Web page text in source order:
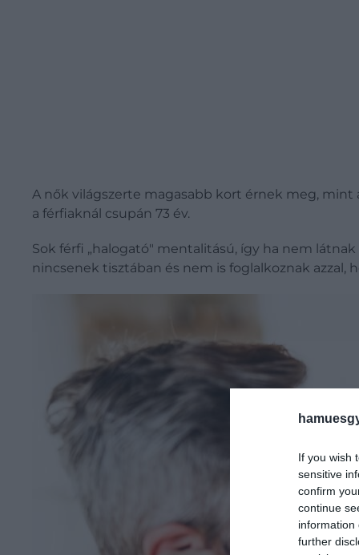
If you wish
sensitive
confirm
continue
information
further
A nők világszerte magasabb kort érnek meg, mint
a férfiaknál csupán 73 év.
Sok férfi „halogató" mentalitású, így ha nem
nincsenek tisztában és nem is foglalkoznak